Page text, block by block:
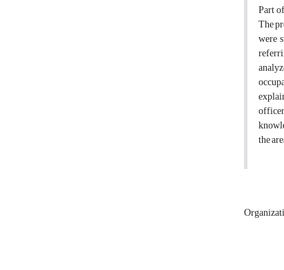
Part
The
were
the